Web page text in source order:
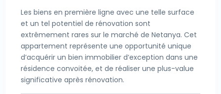
Les biens en première ligne avec une telle surface
et un tel potentiel de rénovation sont
extrêmement rares sur le marché de Netanya. Cet
appartement représente une opportunité unique
d’acquérir un bien immobilier d’exception dans une
résidence convoitée, et de réaliser une plus-value
significative après rénovation.